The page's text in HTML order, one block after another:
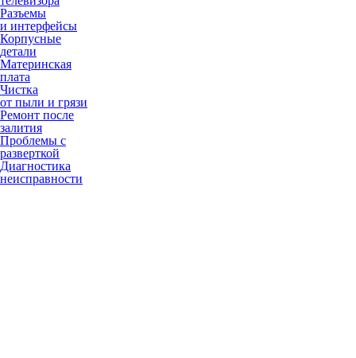
Разъемы
и интерфейсы
Корпусные
детали
Материнская
плата
Чистка
от пыли и грязи
Ремонт после
залития
Проблемы с
разверткой
Диагностика
неисправности